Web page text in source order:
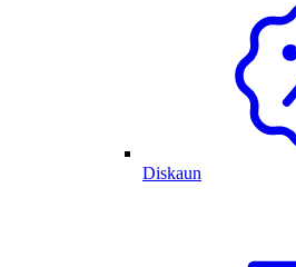
Diskaun